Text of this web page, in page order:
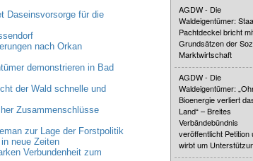
Daseinsvorsorge für die
nach Orkan
demonstrieren in Bad
der Wald schnelle und
Zusammenschlüsse
zur Lage der Forstpolitik
neue Zeiten
Verbundenheit zum
AGDW - Die
Waldeigentümer:
Pachtdeckel bricht
Grundsätzen der
Marktwirtschaft
AGDW - Die
Waldeigentümer:
Bioenergie verliert
Land“ – Breites
Verbändebündnis
veröffentlicht Petition
wirbt um